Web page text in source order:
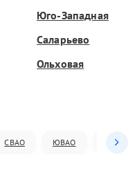
Юго-Западная
Саларьево
Ольховая
СВАО ЮВАО ЮАО